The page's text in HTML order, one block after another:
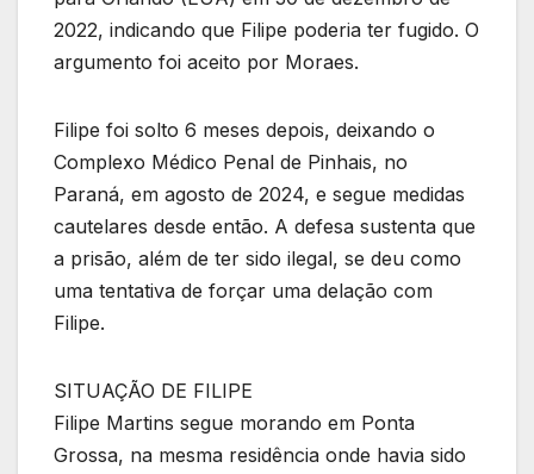
2022, indicando que Filipe poderia ter fugido. O
argumento foi aceito por Moraes.
Filipe foi solto 6 meses depois, deixando o
Complexo Médico Penal de Pinhais, no
Paraná, em agosto de 2024, e segue medidas
cautelares desde então. A defesa sustenta que
a prisão, além de ter sido ilegal, se deu como
uma tentativa de forçar uma delação com
Filipe.
SITUAÇÃO DE FILIPE
Filipe Martins segue morando em Ponta
Grossa, na mesma residência onde havia sido